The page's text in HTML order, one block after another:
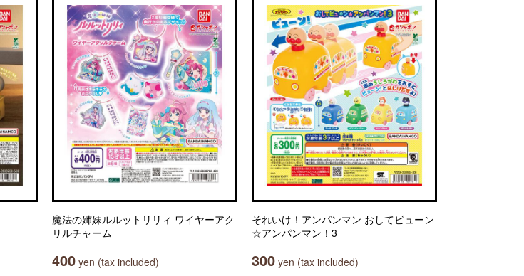
魔法の姉妹ルルットリリィ ワイヤーアク
リルチャーム
400 yen (tax included)
それいけ！アンパンマン おしてビューン
☆アンパンマン！3
300 yen (tax included)